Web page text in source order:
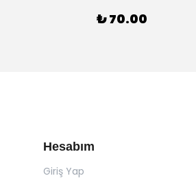
₺ 70.00
Hesabım
Giriş Yap